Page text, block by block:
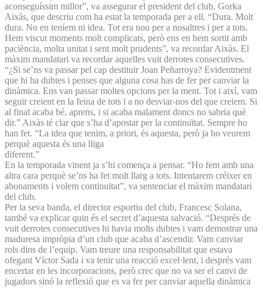
aconseguíssim millor”, va assegurar el president del club, Gorka
Aixàs, que descriu com ha estat la temporada per a ell. “Dura. Molt
dura. No en teníem ni idea. Tot era nou per a nosaltres i per a tots.
Hem viscut moments molt complicats, però ens en hem sortit amb
paciència, molta unitat i sent molt prudents”, va recordar Aixàs. El
màxim mandatari va recordar aquelles vuit derrotes consecutives.
“¿Si se’ns va passar pel cap destituir Joan Peñarroya? Evidentment
que hi ha dubtes i penses que alguna cosa has de fer per canviar la
dinàmica. Ens van passar moltes opcions per la ment. Tot i així, vam
seguir creient en la feina de tots i a no desviar-nos del que creiem. Si
al final acaba bé, aprens, i si acaba malament doncs no sabria què
dir.” Aixàs té clar que s’ha d’apostar per la continuïtat. Sempre ho
han fet. “La idea que tenim, a priori, és aquesta, però ja ho veurem
perquè aquesta és una lliga
diferent.”
En la temporada vinent ja s’hi comença a pensar. “Ho fem amb una
altra cara perquè se’ns ha fet molt llarg a tots. Intentarem créixer en
abonaments i volem continuïtat”, va sentenciar el màxim mandatari
del club.
Per la seva banda, el director esportiu del club, Francesc Solana,
també va explicar quin és el secret d’aquesta salvació. “Després de
vuit derrotes consecutives hi havia molts dubtes i vam demostrar una
maduresa impròpia d’un club que acaba d’ascendir. Vam canviar
rols dins de l’equip. Vam treure una responsabilitat que estava
ofegant Víctor Sada i va tenir una reacció excel·lent, i després vam
encertar en les incorporacions, però crec que no va ser el canvi de
jugadors sinó la reflexió que es va fer per canviar aquella dinàmica